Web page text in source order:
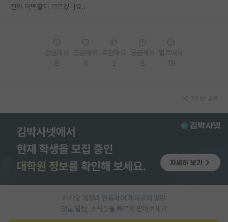
홍보 게시판
재팬라운지 🌸
진짜 어떡할지 모르겠네요..
카카오 계정과 연동하여 게시글에 달린
댓글 알람, 소식등을 빠르게 받아보세요